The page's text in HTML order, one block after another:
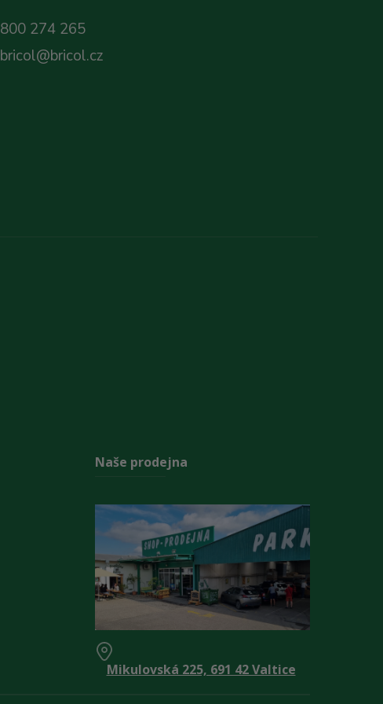
800 274 265
bricol@bricol.cz
Naše prodejna
Mikulovská 225, 691 42 Valtice